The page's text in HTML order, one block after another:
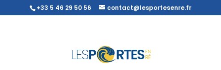
+33 5 46 29 50 56 contact@lesportesenre.fr